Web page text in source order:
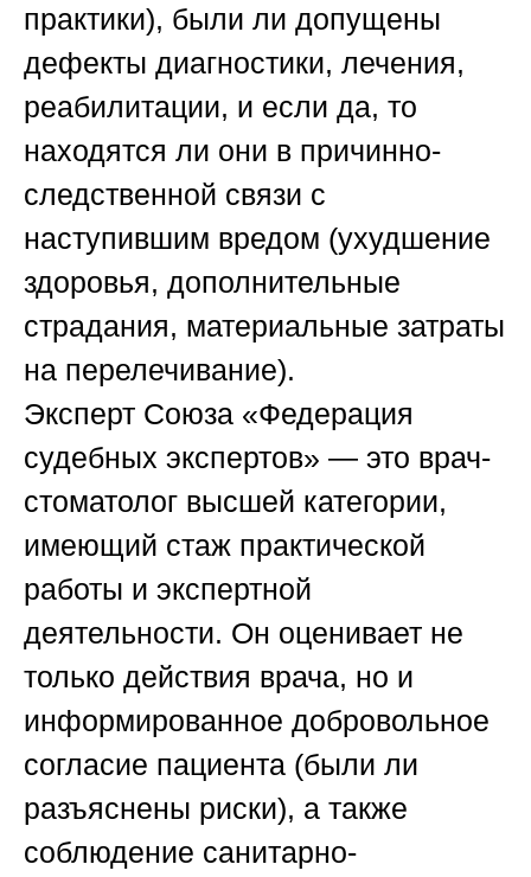
практики), были ли допущены
дефекты диагностики, лечения,
реабилитации, и если да, то
находятся ли они в причинно-
следственной связи с
наступившим вредом (ухудшение
здоровья, дополнительные
страдания, материальные затраты
на перелечивание).
Эксперт Союза «Федерация
судебных экспертов» — это врач-
стоматолог высшей категории,
имеющий стаж практической
работы и экспертной
деятельности. Он оценивает не
только действия врача, но и
информированное добровольное
согласие пациента (были ли
разъяснены риски), а также
соблюдение санитарно-